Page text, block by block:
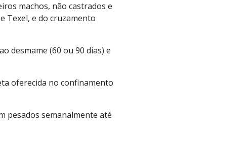
machos, não castrados e
Texel, e do cruzamento
desmame (60 ou 90 dias) e
oferecida no confinamento
pesados semanalmente até